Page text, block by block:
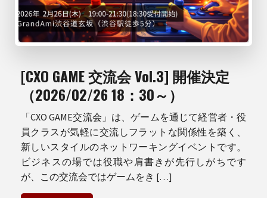
[CXO GAME 交流会 Vol.3] 開催決定
（2026/02/26 18：30～）
「CXO GAME交流会」は、ゲームを通じて経営者・役
員クラスが気軽に交流しフラットな関係性を築く、
新しいスタイルのネットワーキングイベントです。
ビジネスの場では役職や肩書きが先行しがちです
が、この交流会ではゲームをき […]